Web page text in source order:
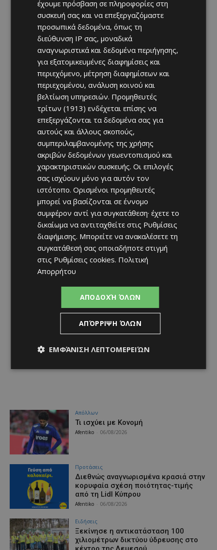
Απόλλων
Τι ισχύει με Κονομή
Afentiko 06/08/2026
Προτάσεις
Διεθνώς αναγνωρισμένα κρασιά στην
κορυφαία σχέση ποιότητας-τιμής
από τη Lidl Κύπρου
Afentiko 06/08/2026
Ειδήσεις
Ξεκίνησε η αντικατάσταση 100
χιλιομέτρων δικτύου ύδρευσης στο
έχουμε πρόσβαση σε πληροφορίες στη
συσκευή σας και να επεξεργαζόμαστε
προσωπικά δεδομένα, όπως τη
διεύθυνση IP σας, μοναδικά
αναγνωριστικά και δεδομένα περιήγησης,
για εξατομικευμένες διαφημίσεις και
περιεχόμενο, μέτρηση διαφημίσεων και
περιεχομένου, ανάλυση κοινού και
βελτίωση υπηρεσιών. Προμηθευτές
τρίτων (1913) ενδέχεται επίσης να
επεξεργάζονται τα δεδομένα σας για
αυτούς και άλλους σκοπούς,
συμπεριλαμβανομένης της χρήσης
ακριβών δεδομένων γεωεντοπισμού και
χαρακτηριστικών συσκευής. Οι επιλογές
σας ισχύουν μόνο για αυτόν τον
ιστότοπο. Ορισμένοι προμηθευτές
μπορεί να βασίζονται σε έννομο
συμφέρον αντί για συγκατάθεση· έχετε το
δικαίωμα να αντιταχθείτε στις Ρυθμίσεις
διαφήμισης. Μπορείτε να ανακαλέσετε τη
συγκατάθεσή σας οποιαδήποτε στιγμή
στις Ρυθμίσεις cookies. Πολιτική
Απορρήτου
ΑΠΟΔΟΧΉ ΌΛΩΝ
ΑΠΌΡΡΙΨΗ ΌΛΩΝ
ΕΜΦΆΝΙΣΗ ΛΕΠΤΟΜΕΡΕΙΏΝ